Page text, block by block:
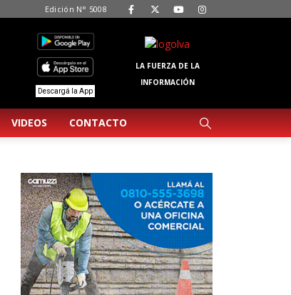
Edición N° 5008
Descargá la App
LA FUERZA DE LA
INFORMACIÓN
VIDEOS CONTACTO